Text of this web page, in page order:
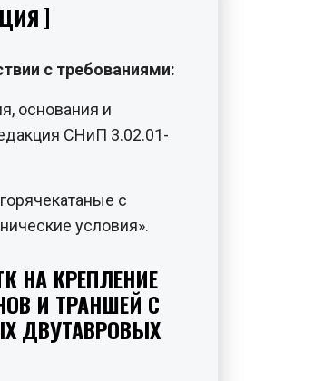
с требованиями:
основания и
СНиП 3.02.01-
с
условия».
НА КРЕПЛЕНИЕ
И ТРАНШЕЙ С
ДВУТАВРОВЫХ